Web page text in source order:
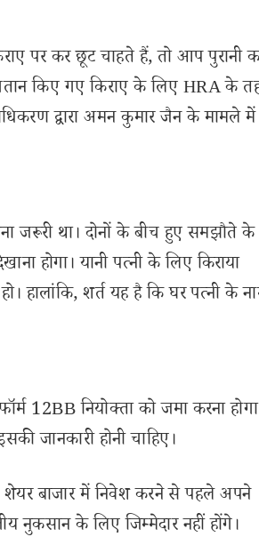
पर कर छूट चाहते हैं, तो आप पुरानी
किए गए किराए के लिए HRA के
द्वारा अमन कुमार जैन के मामले में
जरूरी था। दोनों के बीच हुए समझौते के
होगा। यानी पत्नी के लिए किराया
हालांकि, शर्त यह है कि घर पत्नी के
12BB नियोक्ता को जमा करना
जानकारी होनी चाहिए।
बाजार में निवेश करने से पहले अपने
नुकसान के लिए जिम्मेदार नहीं होंगे।